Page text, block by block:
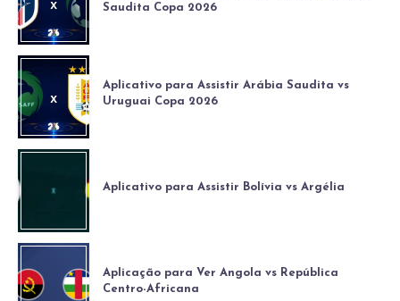
Saudita Copa 2026
Aplicativo para Assistir Arábia Saudita vs
Uruguai Copa 2026
Aplicativo para Assistir Bolívia vs Argélia
Aplicação para Ver Angola vs República
Centro-Africana